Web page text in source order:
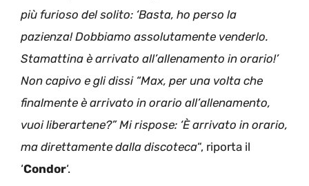
più furioso del solito: ‘Basta, ho perso la
pazienza! Dobbiamo assolutamente venderlo.
Stamattina è arrivato all’allenamento in orario!’
Non capivo e gli dissi “Max, per una volta che
finalmente è arrivato in orario all’allenamento,
vuoi liberartene?” Mi rispose: ‘È arrivato in orario,
ma direttamente dalla discoteca“, riporta il
‘Condor‘.